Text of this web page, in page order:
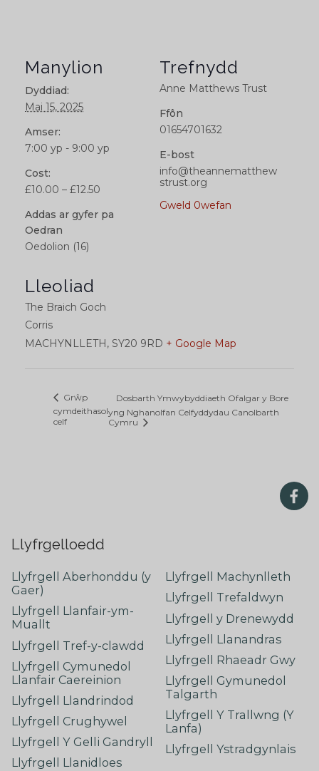
Manylion
Dyddiad:
Mai 15, 2025
Amser:
7:00 yp - 9:00 yp
Cost:
£10.00 – £12.50
Addas ar gyfer pa
Oedran
Oedolion (16)
Lleoliad
The Braich Goch
Corris
MACHYNLLETH, SY20 9RD + Google Map
Trefnydd
Anne Matthews Trust
Ffôn
01654701632
E-bost
info@theannematthew
strust.org
Gweld 0wefan
Grŵp
cymdeithasol
celf
Dosbarth Ymwybyddiaeth Ofalgar y Bore
yng Nghanolfan Celfyddydau Canolbarth
Cymru
Llyfrgelloedd
Llyfrgell Aberhonddu (y
Gaer)
Llyfrgell Llanfair-ym-
Muallt
Llyfrgell Tref-y-clawdd
Llyfrgell Cymunedol
Llanfair Caereinion
Llyfrgell Llandrindod
Llyfrgell Crughywel
Llyfrgell Y Gelli Gandryll
Llyfrgell Llanidloes
Llyfrgell Machynlleth
Llyfrgell Trefaldwyn
Llyfrgell y Drenewydd
Llyfrgell Llanandras
Llyfrgell Rhaeadr Gwy
Llyfrgell Gymunedol
Talgarth
Llyfrgell Y Trallwng (Y
Lanfa)
Llyfrgell Ystradgynlais